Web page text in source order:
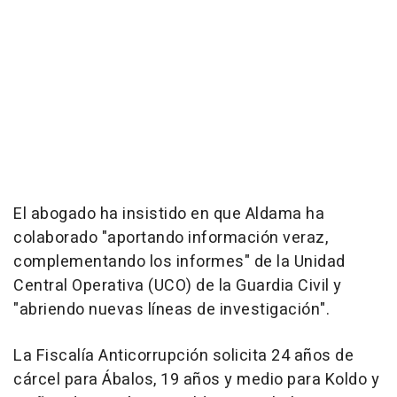
El abogado ha insistido en que Aldama ha
colaborado "aportando información veraz,
complementando los informes" de la Unidad
Central Operativa (UCO) de la Guardia Civil y
"abriendo nuevas líneas de investigación".
La Fiscalía Anticorrupción solicita 24 años de
cárcel para Ábalos, 19 años y medio para Koldo y